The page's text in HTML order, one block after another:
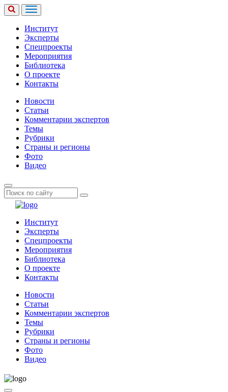
Институт
Эксперты
Спецпроекты
Мероприятия
Библиотека
О проекте
Контакты
Новости
Статьи
Комментарии экспертов
Темы
Рубрики
Страны и регионы
Фото
Видео
Институт
Эксперты
Спецпроекты
Мероприятия
Библиотека
О проекте
Контакты
Новости
Статьи
Комментарии экспертов
Темы
Рубрики
Страны и регионы
Фото
Видео